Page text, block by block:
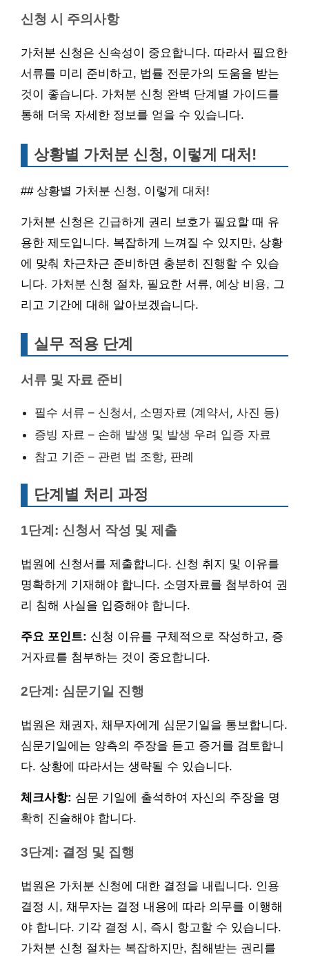
신청 시 주의사항
가처분 신청은 신속성이 중요합니다. 따라서 필요한
서류를 미리 준비하고, 법률 전문가의 도움을 받는
것이 좋습니다. 가처분 신청 완벽 단계별 가이드를
통해 더욱 자세한 정보를 얻을 수 있습니다.
상황별 가처분 신청, 이렇게 대처!
## 상황별 가처분 신청, 이렇게 대처!
가처분 신청은 긴급하게 권리 보호가 필요할 때 유
용한 제도입니다. 복잡하게 느껴질 수 있지만, 상황
에 맞춰 차근차근 준비하면 충분히 진행할 수 있습
니다. 가처분 신청 절차, 필요한 서류, 예상 비용, 그
리고 기간에 대해 알아보겠습니다.
실무 적용 단계
서류 및 자료 준비
필수 서류 – 신청서, 소명자료 (계약서, 사진 등)
증빙 자료 – 손해 발생 및 발생 우려 입증 자료
참고 기준 – 관련 법 조항, 판례
단계별 처리 과정
1단계: 신청서 작성 및 제출
법원에 신청서를 제출합니다. 신청 취지 및 이유를
명확하게 기재해야 합니다. 소명자료를 첨부하여 권
리 침해 사실을 입증해야 합니다.
주요 포인트: 신청 이유를 구체적으로 작성하고, 증
거자료를 첨부하는 것이 중요합니다.
2단계: 심문기일 진행
법원은 채권자, 채무자에게 심문기일을 통보합니다.
심문기일에는 양측의 주장을 듣고 증거를 검토합니
다. 상황에 따라서는 생략될 수 있습니다.
체크사항: 심문 기일에 출석하여 자신의 주장을 명
확히 진술해야 합니다.
3단계: 결정 및 집행
법원은 가처분 신청에 대한 결정을 내립니다. 인용
결정 시, 채무자는 결정 내용에 따라 의무를 이행해
야 합니다. 기각 결정 시, 즉시 항고할 수 있습니다.
가처분 신청 절차는 복잡하지만, 침해받는 권리를